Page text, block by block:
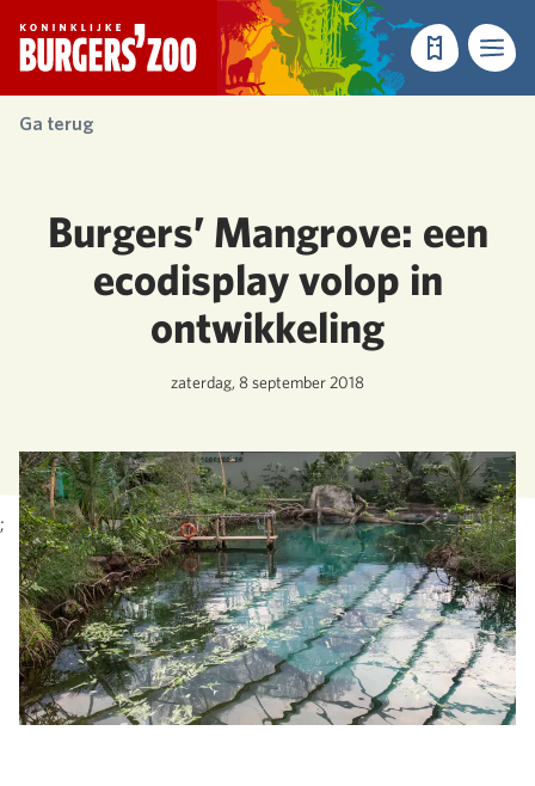
- Homepagina
TicketsMenu
Ga terug
;
Burgers’ Mangrove: een
ecodisplay volop in
ontwikkeling
zaterdag, 8 september 2018